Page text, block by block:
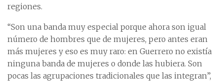
regiones.
“Son una banda muy especial porque ahora son igual
número de hombres que de mujeres, pero antes eran
más mujeres y eso es muy raro: en Guerrero no existía
ninguna banda de mujeres o donde las hubiera. Son
pocas las agrupaciones tradicionales que las integran”,